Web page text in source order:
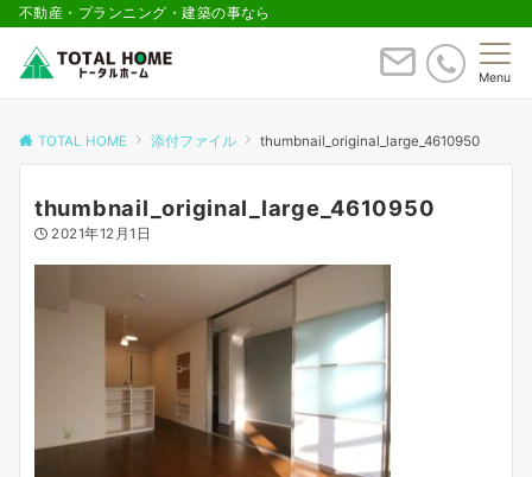
不動産・プランニング・建築の事なら
Menu
TOTAL HOME 添付ファイル thumbnail_original_large_4610950
thumbnail_original_large_4610950
2021年12月1日